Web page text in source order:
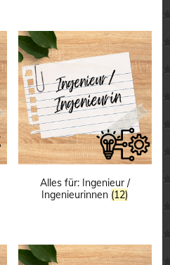
Alles für: Ingenieur /
Ingenieurinnen (12)